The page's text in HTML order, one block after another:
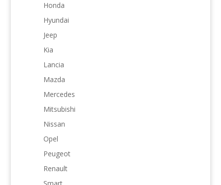
Honda
Hyundai
Jeep
Kia
Lancia
Mazda
Mercedes
Mitsubishi
Nissan
Opel
Peugeot
Renault